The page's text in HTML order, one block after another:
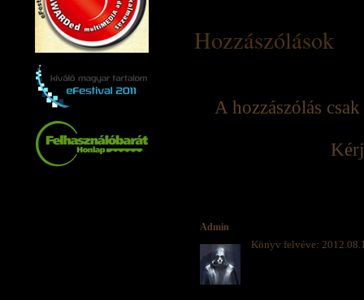
Hozzászólások
A hozzászólás
Admin
Könyv felvéve: